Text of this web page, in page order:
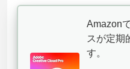
Amazon
スが定期
す。